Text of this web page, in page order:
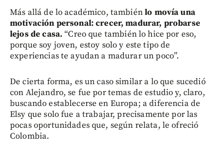
Más allá de lo académico, tambiénlo movía una
motivación personal: crecer, madurar, probarse
lejos de casa. “Creo que también lo hice por eso,
porque soy joven, estoy solo y este tipo de
experiencias te ayudan a madurar un poco”.
De cierta forma, es un caso similar a lo que sucedió
con Alejandro, se fue por temas de estudio y, claro,
buscando establecerse en Europa; a diferencia de
Elsy que solo fue a trabajar, precisamente por las
pocas oportunidades que, según relata, le ofreció
Colombia.